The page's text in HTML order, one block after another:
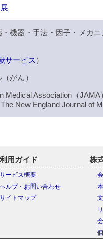
機器・手法・因子・メカ
サービス ）
がん）
Medical Association（
New England Journal of
用ガイド
サービス概要
ヘルプ・お問い合わせ
サイトマップ
株